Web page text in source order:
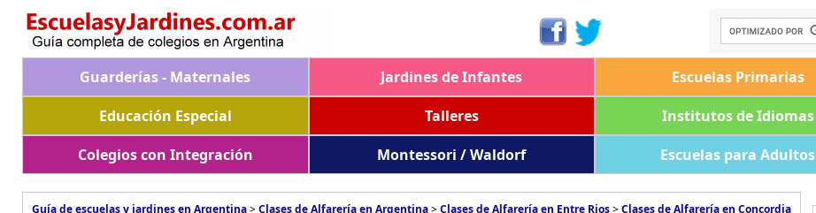
Guarderías - Maternales Jardines de Infantes Escuelas Primarias
Educación Especial
Talleres Institutos de Idiomas
Colegios con Integración
Montessori / Waldorf Escuelas para Adultos
Guía de escuelas y jardines en Argentina>Clases de Alfarería en Argentina>Clases de Alfarería en Entre Rios>Clases de Alfarería en Concordia